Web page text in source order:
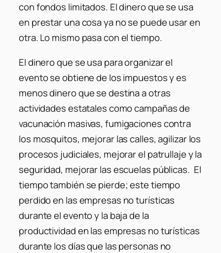
con fondos limitados. El dinero que se usa
en prestar una cosa ya no se puede usar en
otra. Lo mismo pasa con el tiempo.
El dinero que se usa para organizar el
evento se obtiene de los impuestos y es
menos dinero que se destina a otras
actividades estatales como campañas de
vacunación masivas, fumigaciones contra
los mosquitos, mejorar las calles, agilizar los
procesos judiciales, mejorar el patrullaje y la
seguridad, mejorar las escuelas públicas. El
tiempo también se pierde; este tiempo
perdido en las empresas no turísticas
durante el evento y la baja de la
productividad en las empresas no turísticas
durante los días que las personas no